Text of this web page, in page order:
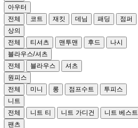
아우터
전체
코트 재킷 데님 패딩 점퍼
상의
전체
티셔츠 맨투맨 후드
나시
블라우스/셔츠
전체
블라우스
셔츠
원피스
전체
미니 롱 점프수트
투피스
니트
전체
니트 티 니트 가디건 니트 베스트
팬츠